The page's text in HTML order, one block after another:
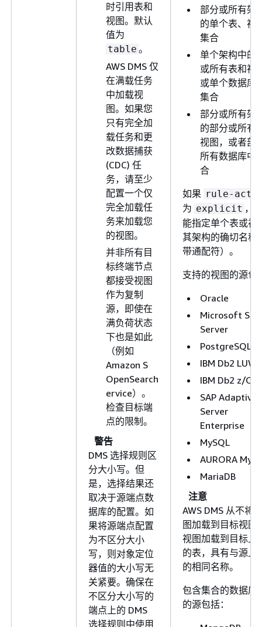
时引用表和
视图。默认
值为
table 。
AWS DMS 仅
在满载任务
中加载视
图。如果您
只有完全加
载任务和更
改数据捕获
(CDC) 任
务，请至少
配置一个仅
完全加载任
务来加载您
的视图。
并非所有目
标终端节点
都接受视图
作为复制
源，即使在
满负荷状态
下也是如此
（例如
Amazon S
OpenSearch
ervice）。
检查目标端
点的限制。
警告
DMS 选择规则区
分大小写。但
是，选择结果还
取决于源端点数
据库的配置。如
果将源端点配置
为不区分大小
写，则对象定位
器值的大小写无
关紧要。确保在
不区分大小写的
端点上的 DMS
选择规则中使用
部分或所有架
的单个表、视
集合
单个架构中的
或所有表和视
或单个数据库
集合
部分或所有架
的部分或所有
视图，或者部
所有数据库中
合
如果 rule-
为 explicit ，
能指定单个表或视
其架构的确切名称
带通配符）。
支持的视图的源包
Oracle
Microsoft SQL
Server
PostgreSQL
IBM Db2 LUW
IBM Db2 z/OS
SAP Adaptive
Server
Enterprise（
MySQL
AURORA
MariaDB
注意
AWS DMS 从不将
图加载到目标视图
视图加载到目标上
的表，具有与源上
的相同名称。
包含集合的数据库
的源包括：